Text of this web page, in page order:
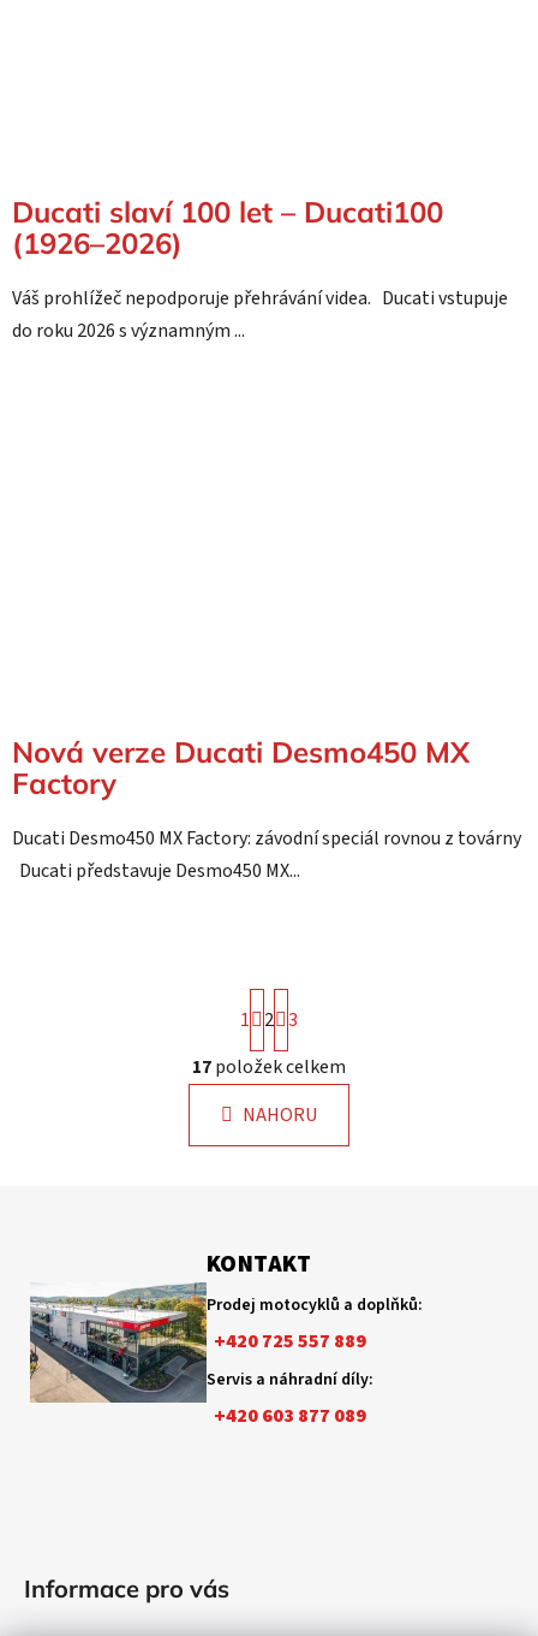
Ducati slaví 100 let – Ducati100
(1926–2026)
Váš prohlížeč nepodporuje přehrávání videa. Ducati vstupuje
do roku 2026 s významným ...
Nová verze Ducati Desmo450 MX
Factory
Ducati Desmo450 MX Factory: závodní speciál rovnou z továrny
Ducati představuje Desmo450 MX...
O
v
l
í
r
v
k
v
S
t
r
á
n
k
1 2 3
17položek celkem
NAHORU
KONTAKT
Prodej motocyklů a doplňků:
+420 725 557 889
Servis a náhradní díly:
+420 603 877 089
Informace pro vás